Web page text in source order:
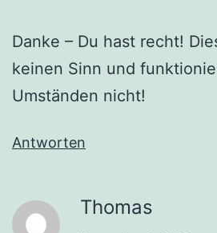
Danke – Du hast recht!
keinen Sinn und
Umständen nicht!
Antworten
Thomas